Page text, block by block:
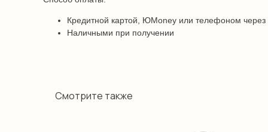
Кредитной картой, ЮMoney или телефоном
Наличными при получении
Смотрите также